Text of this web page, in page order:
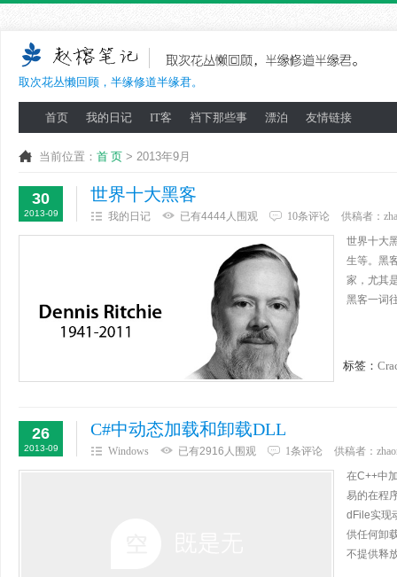
取次花丛懒回顾，半缘修道半缘君。
首页 我的日记 IT客 裆下那些事 漂泊 友情链接
当前位置： 首 页 > 2013年9月
30
2013-09
世界十大黑客
我的日记 已有4444人围观 10条评论 供稿者：
世界十大
生等。黑
家，尤其
黑客一词
标签：
26
2013-09
C#中动态加载和卸载DLL
Windows 已有2916人围观 1条评论 供稿者：
在C++中
易的在程
dFile实现
供任何卸
不提供释